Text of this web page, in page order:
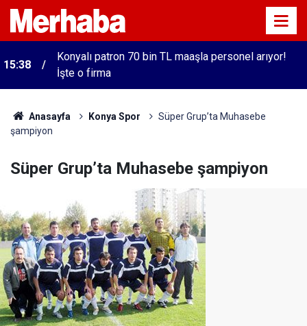
15:38
Konyalı patron 70 bin TL maaşla personel arıyor!
İşte o firma
Anasayfa Konya Spor
Süper Grup’ta Muhasebe
şampiyon
Süper Grup’ta Muhasebe şampiyon